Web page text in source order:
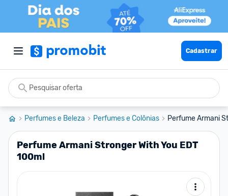
Cadastrar
Perfumes e Beleza Perfumes e Colônias Perfume Armani
Perfume Armani Stronger With You EDT
100ml